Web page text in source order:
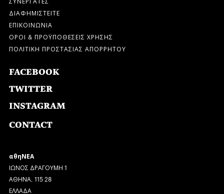
ΔΙΑΦΗΜΙΣΤΕΙΤΕ
ΕΠΙΚΟΙΝΩΝΙΑ
ΟΡΟΙ & ΠΡΟΫΠΟΘΕΣΕΙΣ ΧΡΗΣΗΣ
ΠΟΛΙΤΙΚΗ ΠΡΟΣΤΑΣΙΑΣ ΑΠΟΡΡΗΤΟΥ
FACEBOOK
TWITTER
INSTAGRAM
CONTACT
αθηΝΕΑ
ΙΩΝΟΣ ΔΡΑΓΟΥΜΗ 1
ΑΘΗΝΑ, 115 28
ΕΛΛΑΔΑ